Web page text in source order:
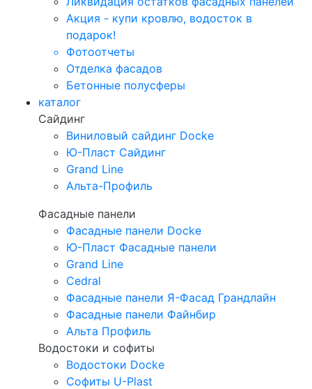
Акция - купи кровлю, водосток в
подарок!
Фотоотчеты
Отделка фасадов
Бетонные полусферы
каталог
Сайдинг
Виниловый сайдинг Docke
Ю-Пласт Сайдинг
Grand Line
Альта-Профиль
Фасадные панели
Фасадные панели Docke
Ю-Пласт Фасадные панели
Grand Line
Cedral
Фасадные панели Я-Фасад Грандлайн
Фасадные панели Файнбир
Альта Профиль
Водостоки и софиты
Водостоки Docke
Софиты U-Plast